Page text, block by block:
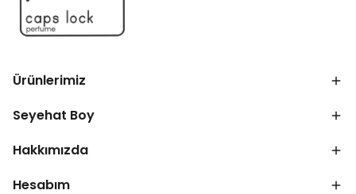
Ürünlerimiz
Seyehat Boy
Hakkımızda
Hesabım